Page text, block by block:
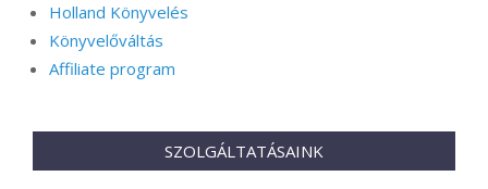
Holland Könyvelés
Könyvelőváltás
Affiliate program
SZOLGÁLTATÁSAINK